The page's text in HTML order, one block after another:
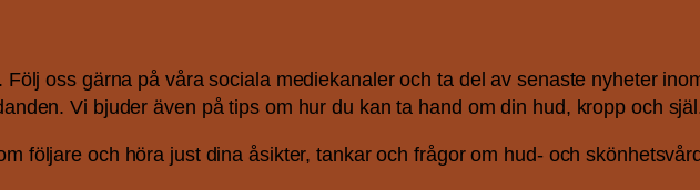
oss gärna på våra sociala mediekanaler och ta del av senaste nyheter
Vi bjuder även på tips om hur du kan ta hand om din hud, kropp och
följare och höra just dina åsikter, tankar och frågor om hud- och